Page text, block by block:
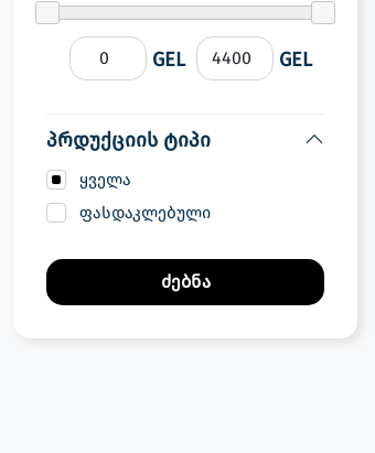
GEL GEL
პრდუქციის ტიპი
ყველა
ფასდაკლებული
ძებნა